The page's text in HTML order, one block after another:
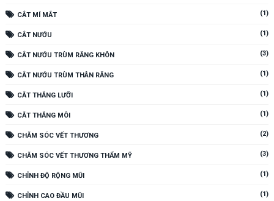
CẮT MÍ MẮT (1)
CẮT NƯỚU (1)
CẮT NƯỚU TRÙM RĂNG KHÔN (3)
CẮT NƯỚU TRÙM THÂN RĂNG (1)
CẮT THẮNG LƯỠI (1)
CẮT THẮNG MÔI (1)
CHĂM SÓC VẾT THƯƠNG (2)
CHĂM SÓC VẾT THƯƠNG THẨM MỸ (3)
CHỈNH ĐỘ RỘNG MŨI (1)
CHỈNH CAO ĐẦU MŨI (1)